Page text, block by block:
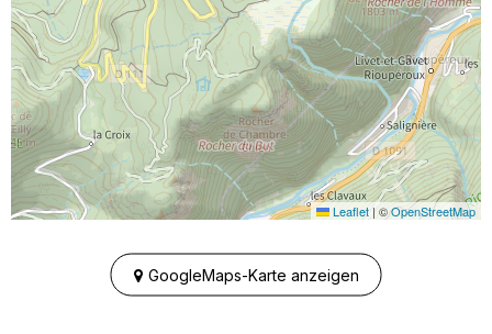
Leaflet | ©OpenStreetMap
GoogleMaps-Karte anzeigen